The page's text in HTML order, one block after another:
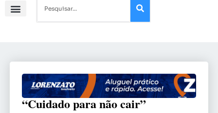
“Cuidado para não cair”